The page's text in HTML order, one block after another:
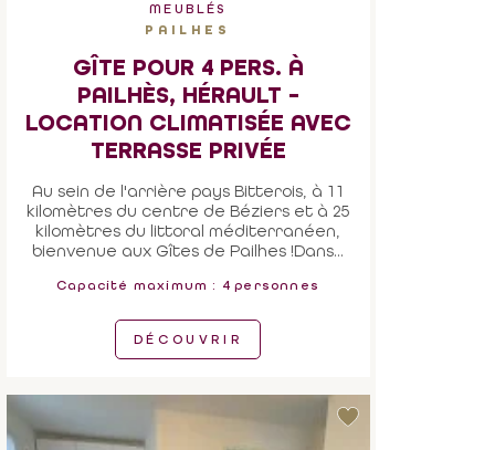
MEUBLÉS
PAILHES
GÎTE POUR 4 PERS. À
PAILHÈS, HÉRAULT –
LOCATION CLIMATISÉE AVEC
TERRASSE PRIVÉE
Au sein de l'arrière pays Bitterois, à 11
kilomètres du centre de Béziers et à 25
kilomètres du littoral méditerranéen,
bienvenue aux Gîtes de Pailhes !Dans...
Capacité maximum : 4 personnes
DÉCOUVRIR